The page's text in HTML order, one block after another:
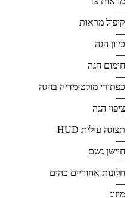
—
קיפול מראות
—
כיוון הגה
—
חימום הגה
—
כפתורי מולטימדיה בהגה
—
ציפוי הגה
—
תצוגה עילית HUD
—
חיישן גשם
—
חלונות אחוריים כהים
—
מיזוג